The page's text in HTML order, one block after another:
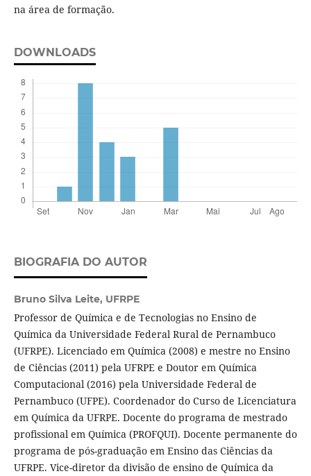
na área de formação.
DOWNLOADS
BIOGRAFIA DO AUTOR
Bruno Silva Leite, UFRPE
Professor de Química e de Tecnologias no Ensino de
Química da Universidade Federal Rural de Pernambuco
(UFRPE). Licenciado em Química (2008) e mestre no Ensino
de Ciências (2011) pela UFRPE e Doutor em Química
Computacional (2016) pela Universidade Federal de
Pernambuco (UFPE). Coordenador do Curso de Licenciatura
em Química da UFRPE. Docente do programa de mestrado
profissional em Química (PROFQUI). Docente permanente do
programa de pós-graduação em Ensino das Ciências da
UFRPE. Vice-diretor da divisão de ensino de Química da